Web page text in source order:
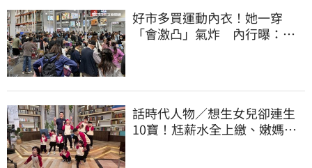
好市多買運動內衣！她一穿
「會激凸」氣炸 內行曝：其
話時代人物／想生女兒卻連生
10寶！尪薪水全上繳、嫩媽吐